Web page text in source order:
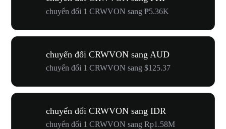
chuyển đổi 1 CRWVON sang ₱5.36K
chuyển đổi CRWVON sang AUD
chuyển đổi 1 CRWVON sang $125.37
chuyển đổi CRWVON sang IDR
chuyển đổi 1 CRWVON sang Rp1.58M